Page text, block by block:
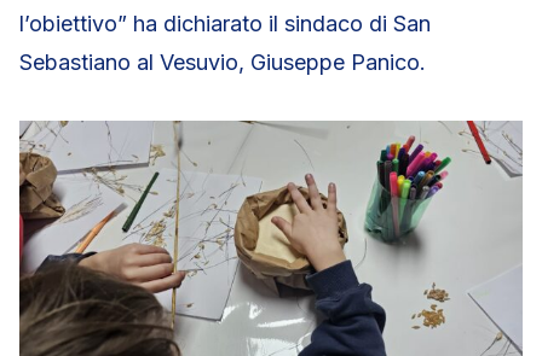
l’obiettivo” ha dichiarato il sindaco di San
Sebastiano al Vesuvio, Giuseppe Panico.